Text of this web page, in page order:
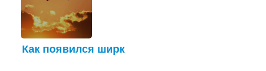
Как появился ширк